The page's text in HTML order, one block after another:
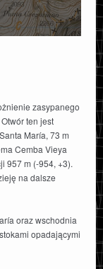
zasypanego
ten jest
María, 73 m
Cemba Vieya
957 m (-954, +3).
na dalsze
oraz wschodnia
opadającymi